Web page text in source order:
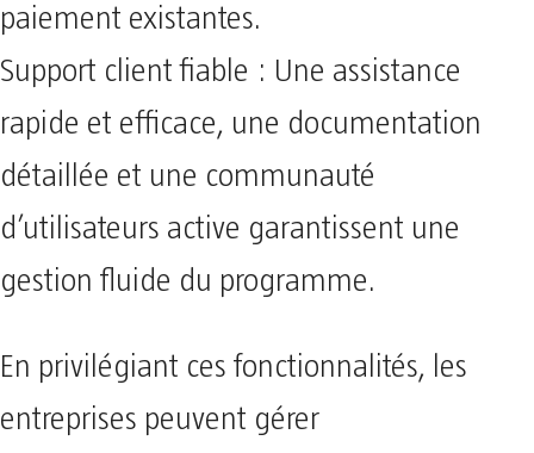
paiement existantes.
Support client fiable : Une assistance
rapide et efficace, une documentation
détaillée et une communauté
d’utilisateurs active garantissent une
gestion fluide du programme.
En privilégiant ces fonctionnalités, les
entreprises peuvent gérer